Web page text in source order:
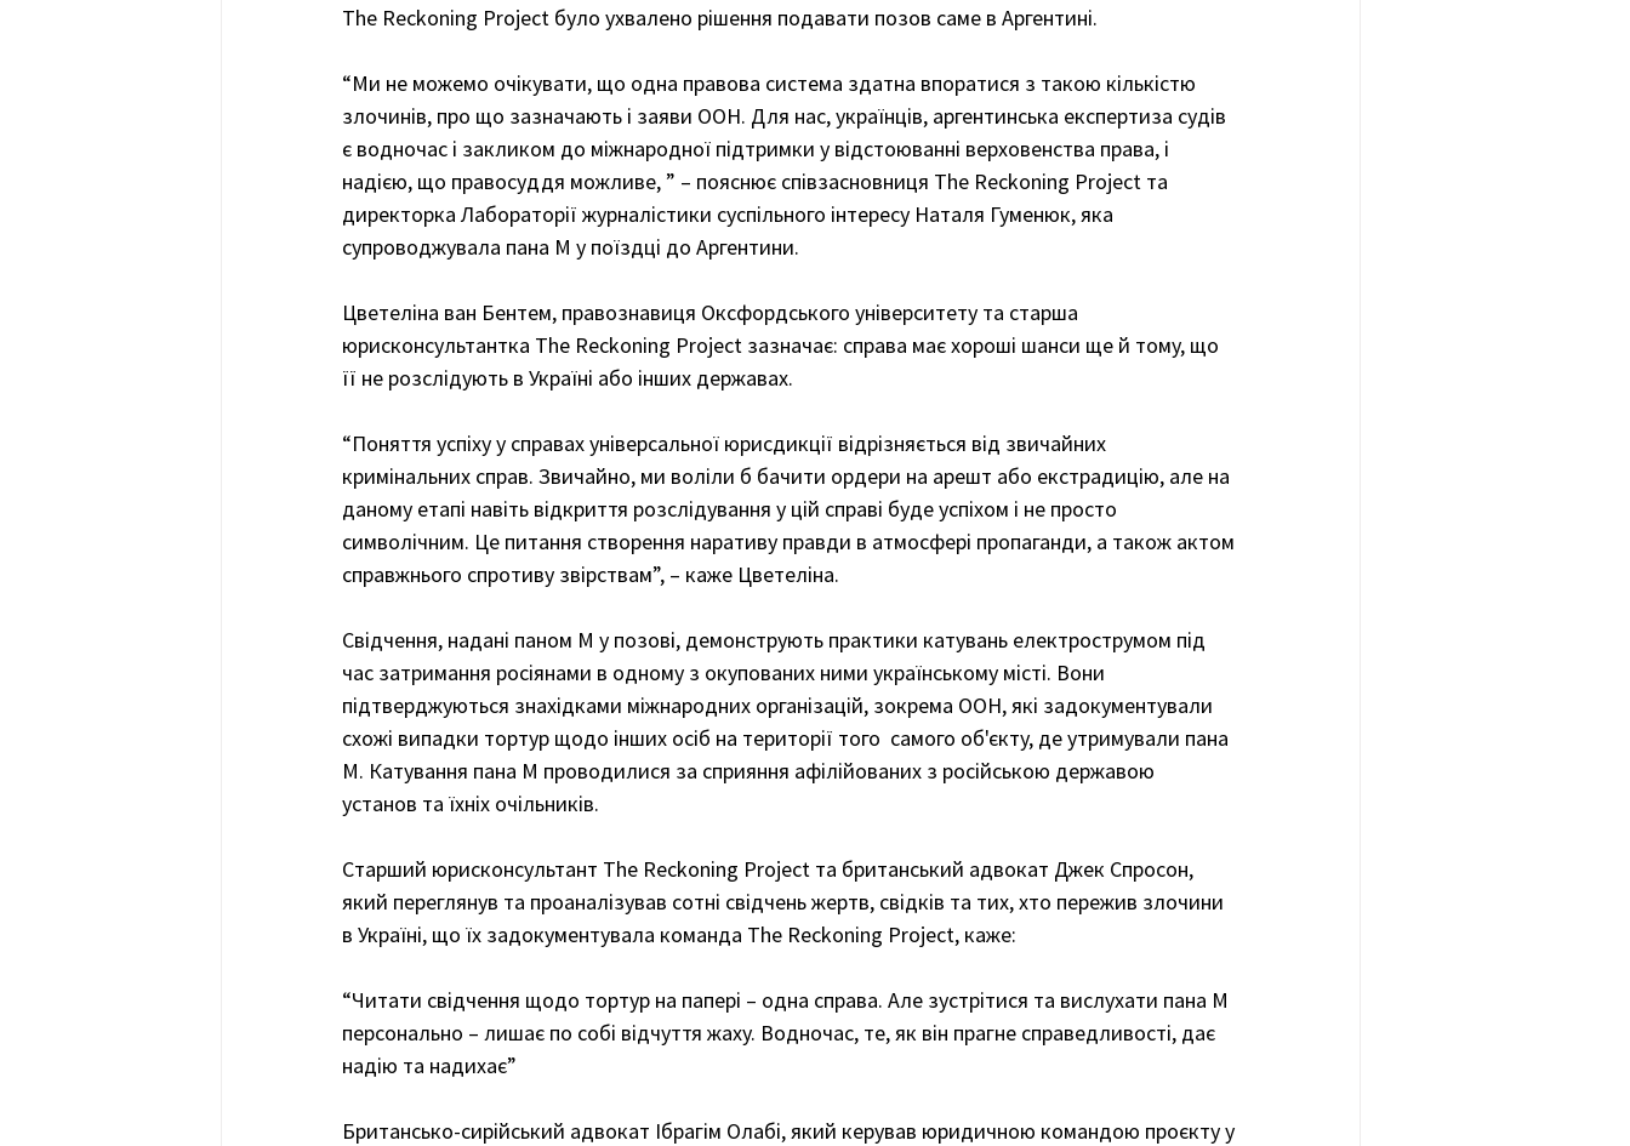
The Reckoning Project було ухвалено рішення подавати позов саме в Аргентині.
“Ми не можемо очікувати, що одна правова система здатна впоратися з такою кількістю
злочинів, про що зазначають і заяви ООН. Для нас, українців, аргентинська експертиза судів
є водночас і закликом до міжнародної підтримки у відстоюванні верховенства права, і
надією, що правосуддя можливе, ” – пояснює співзасновниця The Reckoning Project та
директорка Лабораторії журналістики суспільного інтересу Наталя Гуменюк, яка
супроводжувала пана М у поїздці до Аргентини.
Цветеліна ван Бентем, правознавиця Оксфордського університету та старша
юрисконсультантка The Reckoning Project зазначає: справа має хороші шанси ще й тому, що
її не розслідують в Україні або інших державах.
“Поняття успіху у справах універсальної юрисдикції відрізняється від звичайних
кримінальних справ. Звичайно, ми воліли б бачити ордери на арешт або екстрадицію, але на
даному етапі навіть відкриття розслідування у цій справі буде успіхом і не просто
символічним. Це питання створення наративу правди в атмосфері пропаганди, а також актом
справжнього спротиву звірствам”, – каже Цветеліна.
Свідчення, надані паном М у позові, демонструють практики катувань електрострумом під
час затримання росіянами в одному з окупованих ними українському місті. Вони
підтверджуються знахідками міжнародних організацій, зокрема ООН, які задокументували
схожі випадки тортур щодо інших осіб на території того  самого об'єкту, де утримували пана
М. Катування пана М проводилися за сприяння афілійованих з російською державою
установ та їхніх очільників.
Старший юрисконсультант The Reckoning Project та британський адвокат Джек Спросон,
який переглянув та проаналізував сотні свідчень жертв, свідків та тих, хто пережив злочини
в Україні, що їх задокументувала команда The Reckoning Project, каже:
“Читати свідчення щодо тортур на папері – одна справа. Але зустрітися та вислухати пана М
персонально – лишає по собі відчуття жаху. Водночас, те, як він прагне справедливості, дає
надію та надихає”
Британсько-сирійський адвокат Ібрагім Олабі, який керував юридичною командою проєкту у